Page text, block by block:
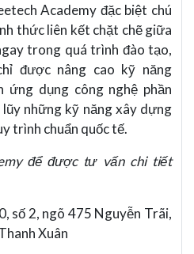
Academy đặc biệt chú
thức liên kết chặt chẽ giữa
trong quá trình đào tạo,
được nâng cao kỹ năng
ứng dụng công nghệ phần
những kỹ năng xây dựng
trình chuẩn quốc tế.
để được tư vấn chi tiết
số 2, ngõ 475 Nguyễn Trãi,
Xuân